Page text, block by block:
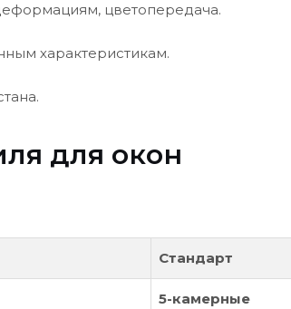
цветопередача.
характеристикам.
для окон
Стандарт
5-камерные